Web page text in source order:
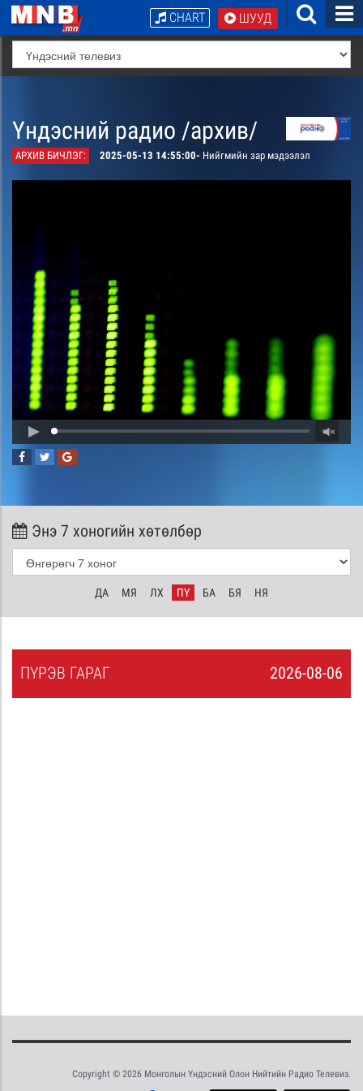
ШУУД
CHART
Үндэсний радио /архив/
АРХИВ БИЧЛЭГ: 2025-05-13 14:55:00- Нийгмийн зар мэдээлэл
Энэ 7 хоногийн хөтөлбөр
ДА МЯ ЛХ ПҮ БА БЯ НЯ
2026-08-06
ПҮРЭВ ГАРАГ
Copyright © 2026 Монголын Үндэсний Олон Нийтийн Радио Телевиз.